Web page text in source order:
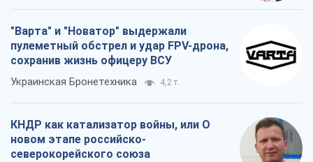
"Варта" и "Новатор" выдержали
пулеметный обстрел и удар FPV-дрона,
сохранив жизнь офицеру ВСУ
Украинская Бронетехника 4,2 т.
КНДР как катализатор войны, или О
новом этапе российско-
северокорейского союза